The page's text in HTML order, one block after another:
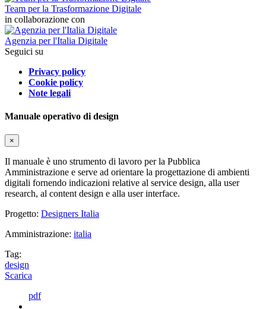
Team per la Trasformazione Digitale
in collaborazione con
Agenzia per l'Italia Digitale
Seguici su
Privacy policy
Cookie policy
Note legali
Manuale operativo di design
×
Il manuale è uno strumento di lavoro per la Pubblica
Amministrazione e serve ad orientare la progettazione di ambienti
digitali fornendo indicazioni relative al service design, alla user
research, al content design e alla user interface.
Progetto: Designers Italia
Amministrazione: italia
Tag:
design
Scarica
pdf